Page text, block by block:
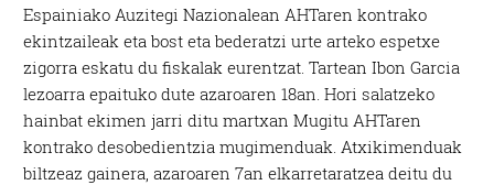
Espainiako Auzitegi Nazionalean AHTaren kontrako
ekintzaileak eta bost eta bederatzi urte arteko espetxe
zigorra eskatu du fiskalak eurentzat. Tartean Ibon Garcia
lezoarra epaituko dute azaroaren 18an. Hori salatzeko
hainbat ekimen jarri ditu martxan Mugitu AHTaren
kontrako desobedientzia mugimenduak. Atxikimenduak
biltzeaz gainera, azaroaren 7an elkarretaratzea deitu du